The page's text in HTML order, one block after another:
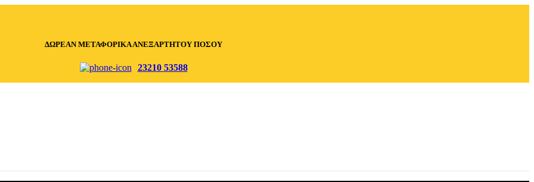
ΔΩΡΕΑΝ ΜΕΤΑΦΟΡΙΚΑ ΑΝΕΞΑΡΤΗΤΟΥ ΠΟΣΟΥ
23210 53588